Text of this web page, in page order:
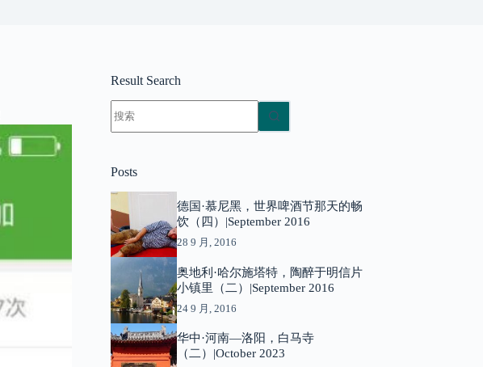
Result Search
结
Posts
德国·慕尼黑，世界啤酒节那天的畅
饮（四）|September 2016
28 9 月, 2016
奥地利·哈尔施塔特，陶醉于明信片
小镇里（二）|September 2016
24 9 月, 2016
华中·河南—洛阳，白马寺
（二）|October 2023